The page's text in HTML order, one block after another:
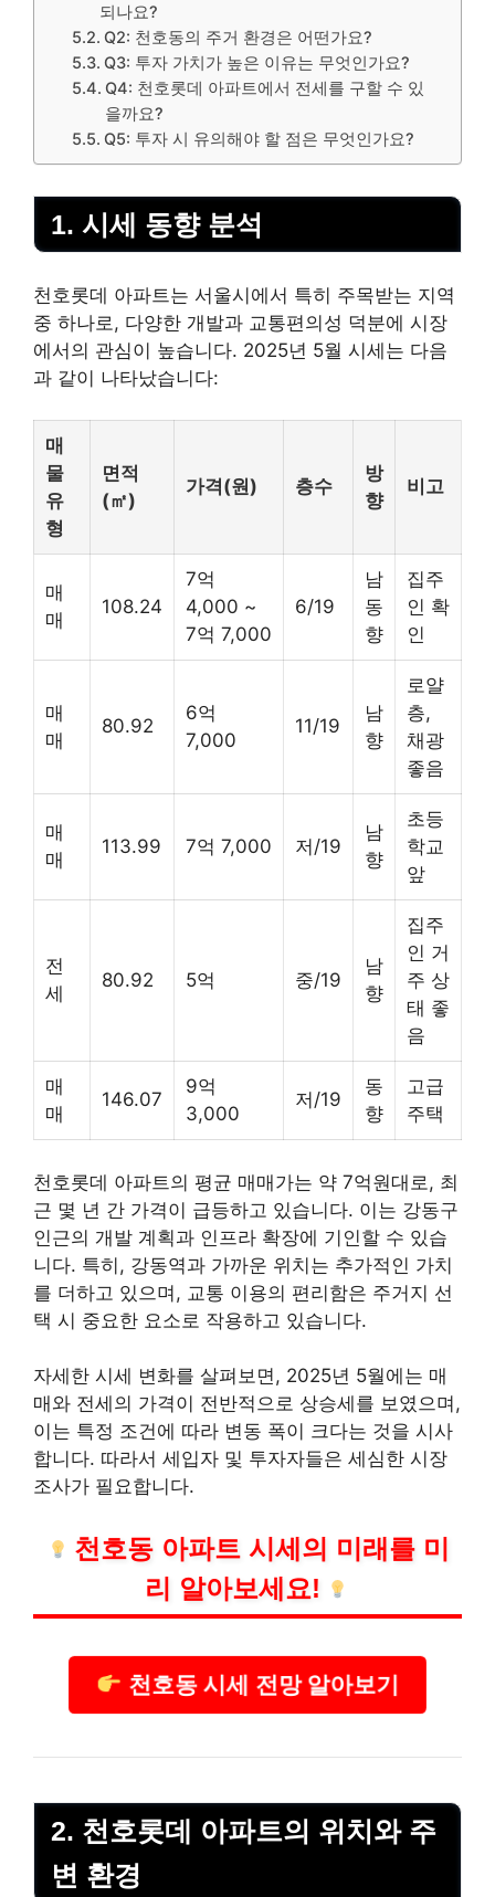
되나요?
Q2: 천호동의 주거 환경은 어떤가요?
Q3: 투자 가치가 높은 이유는 무엇인가요?
Q4: 천호롯데 아파트에서 전세를 구할 수 있
을까요?
Q5: 투자 시 유의해야 할 점은 무엇인가요?
1. 시세 동향 분석
천호롯데 아파트는 서울시에서 특히 주목받는 지역
중 하나로, 다양한 개발과 교통편의성 덕분에 시장
에서의 관심이 높습니다. 2025년 5월 시세는 다음
과 같이 나타났습니다:
매
물
유
형
면적
(㎡)
가격(원) 층수
방
향
비고
매
매
108.24
7억
4,000 ~
7억 7,000
6/19
남
동
향
집주
인 확
인
매
매
80.92
6억
7,000
11/19
남
향
로얄
층,
채광
좋음
매
매
113.99 7억 7,000 저/19
남
향
초등
학교
앞
전
세
80.92 5억 중/19
남
향
집주
인 거
주 상
태 좋
음
매
매
146.07
9억
3,000
저/19
동
향
고급
주택
천호롯데 아파트의 평균 매매가는 약 7억원대로, 최
근 몇 년 간 가격이 급등하고 있습니다. 이는 강동구
인근의 개발 계획과 인프라 확장에 기인할 수 있습
니다. 특히, 강동역과 가까운 위치는 추가적인 가치
를 더하고 있으며, 교통 이용의 편리함은 주거지 선
택 시 중요한 요소로 작용하고 있습니다.
자세한 시세 변화를 살펴보면, 2025년 5월에는 매
매와 전세의 가격이 전반적으로 상승세를 보였으며,
이는 특정 조건에 따라 변동 폭이 크다는 것을 시사
합니다. 따라서 세입자 및 투자자들은 세심한 시장
조사가 필요합니다.
천호동 아파트 시세의 미래를 미
리 알아보세요!
천호동 시세 전망 알아보기
2. 천호롯데 아파트의 위치와 주
변 환경